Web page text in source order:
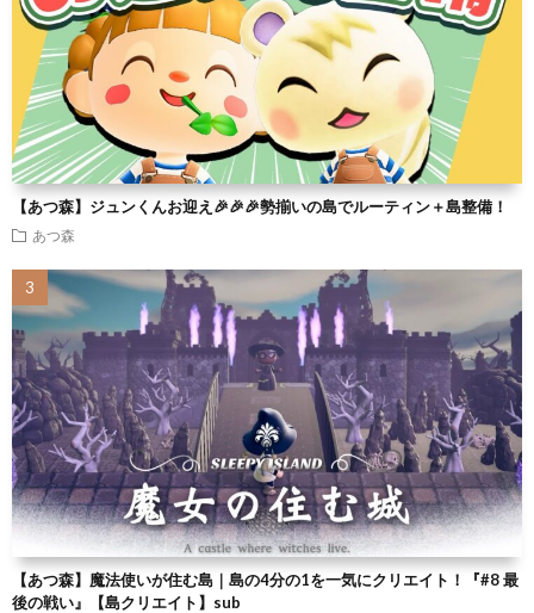
【あつ森】ジュンくんお迎え🎉🎉🎉勢揃いの島でルーティン＋島整備！
あつ森
【あつ森】魔法使いが住む島｜島の4分の1を一気にクリエイト！『#8 最
後の戦い』【島クリエイト】sub